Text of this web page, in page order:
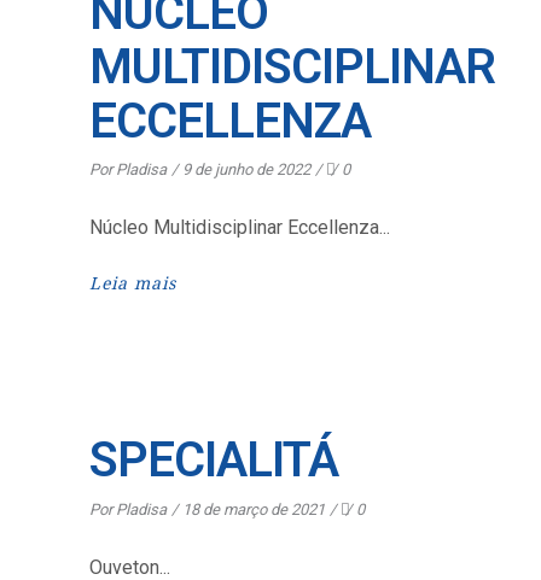
NÚCLEO
MULTIDISCIPLINAR
ECCELLENZA
Por Pladisa 9 de junho de 2022 0
Núcleo Multidisciplinar Eccellenza
Leia mais
SPECIALITÁ
Por Pladisa 18 de março de 2021 0
Ouveton